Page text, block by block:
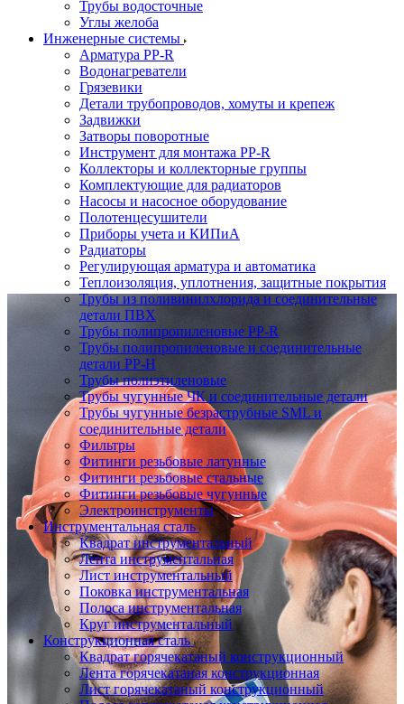
Трубы водосточные
Углы желоба
Инженерные системы
Арматура PP-R
Водонагреватели
Грязевики
Детали трубопроводов, хомуты и крепеж
Задвижки
Затворы поворотные
Инструмент для монтажа PP-R
Коллекторы и коллекторные группы
Комплектующие для радиаторов
Насосы и насосное оборудование
Полотенцесушители
Приборы учета и КИПиА
Радиаторы
Регулирующая арматура и автоматика
Теплоизоляция, уплотнения, защитные покрытия
Трубы из поливинилхлорида и соединительные
детали ПВХ
Трубы полипропиленовые PP-R
Трубы полипропиленовые и соединительные
детали PP-H
Трубы полиэтиленовые
Трубы чугунные ЧК и соединительные детали
Трубы чугунные безраструбные SML и
соединительные детали
Фильтры
Фитинги резьбовые латунные
Фитинги резьбовые стальные
Фитинги резьбовые чугунные
Электроинструменты
Инструментальная сталь
Квадрат инструментальный
Лента инструментальная
Лист инструментальный
Поковка инструментальная
Полоса инструментальная
Круг инструментальный
Конструкционная сталь
Квадрат горячекатаный конструкционный
Лента горячекатаная конструкционная
Лист горячекатаный конструкционный